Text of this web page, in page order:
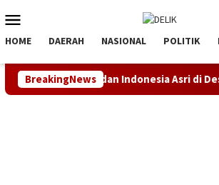
ke
kontenMobile
HOME DAERAH NASIONAL POLITIK
BreakingNews
Biru dan Indonesia Asri di Desa